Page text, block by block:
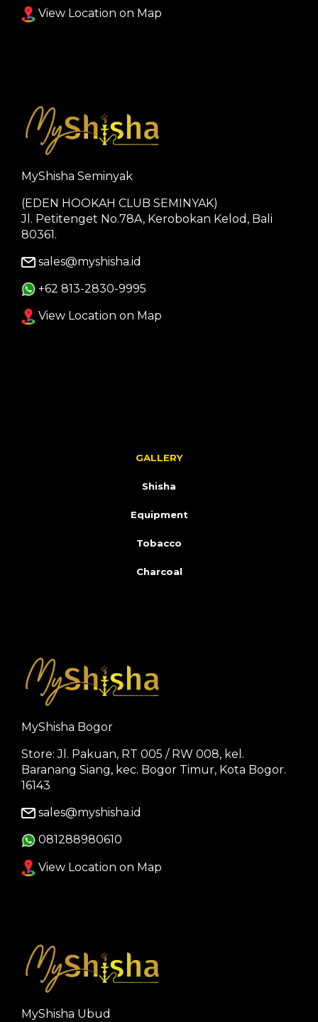
View Location on Map
MyShisha Seminyak
(EDEN HOOKAH CLUB SEMINYAK)
Jl. Petitenget No.78A, Kerobokan Kelod, Bali
80361.
sales@myshisha.id
+62 813-2830-9995
View Location on Map
GALLERY
Shisha
Equipment
Tobacco
Charcoal
MyShisha Bogor
Store: Jl. Pakuan, RT 005 / RW 008, kel.
Baranang Siang, kec. Bogor Timur, Kota Bogor.
16143
sales@myshisha.id
081288980610
View Location on Map
MyShisha Ubud